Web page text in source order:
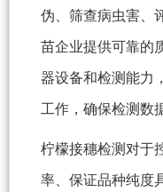
伪、筛查病虫害、
苗企业提供可靠的
器设备和检测能力
工作，确保检测数
柠檬接穗检测对于
率、保证品种纯度